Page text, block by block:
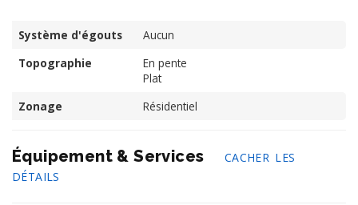
Système d'égouts
Aucun
Topographie
En pente
Plat
Zonage
Résidentiel
Équipement & Services
CACHER LES
DÉTAILS